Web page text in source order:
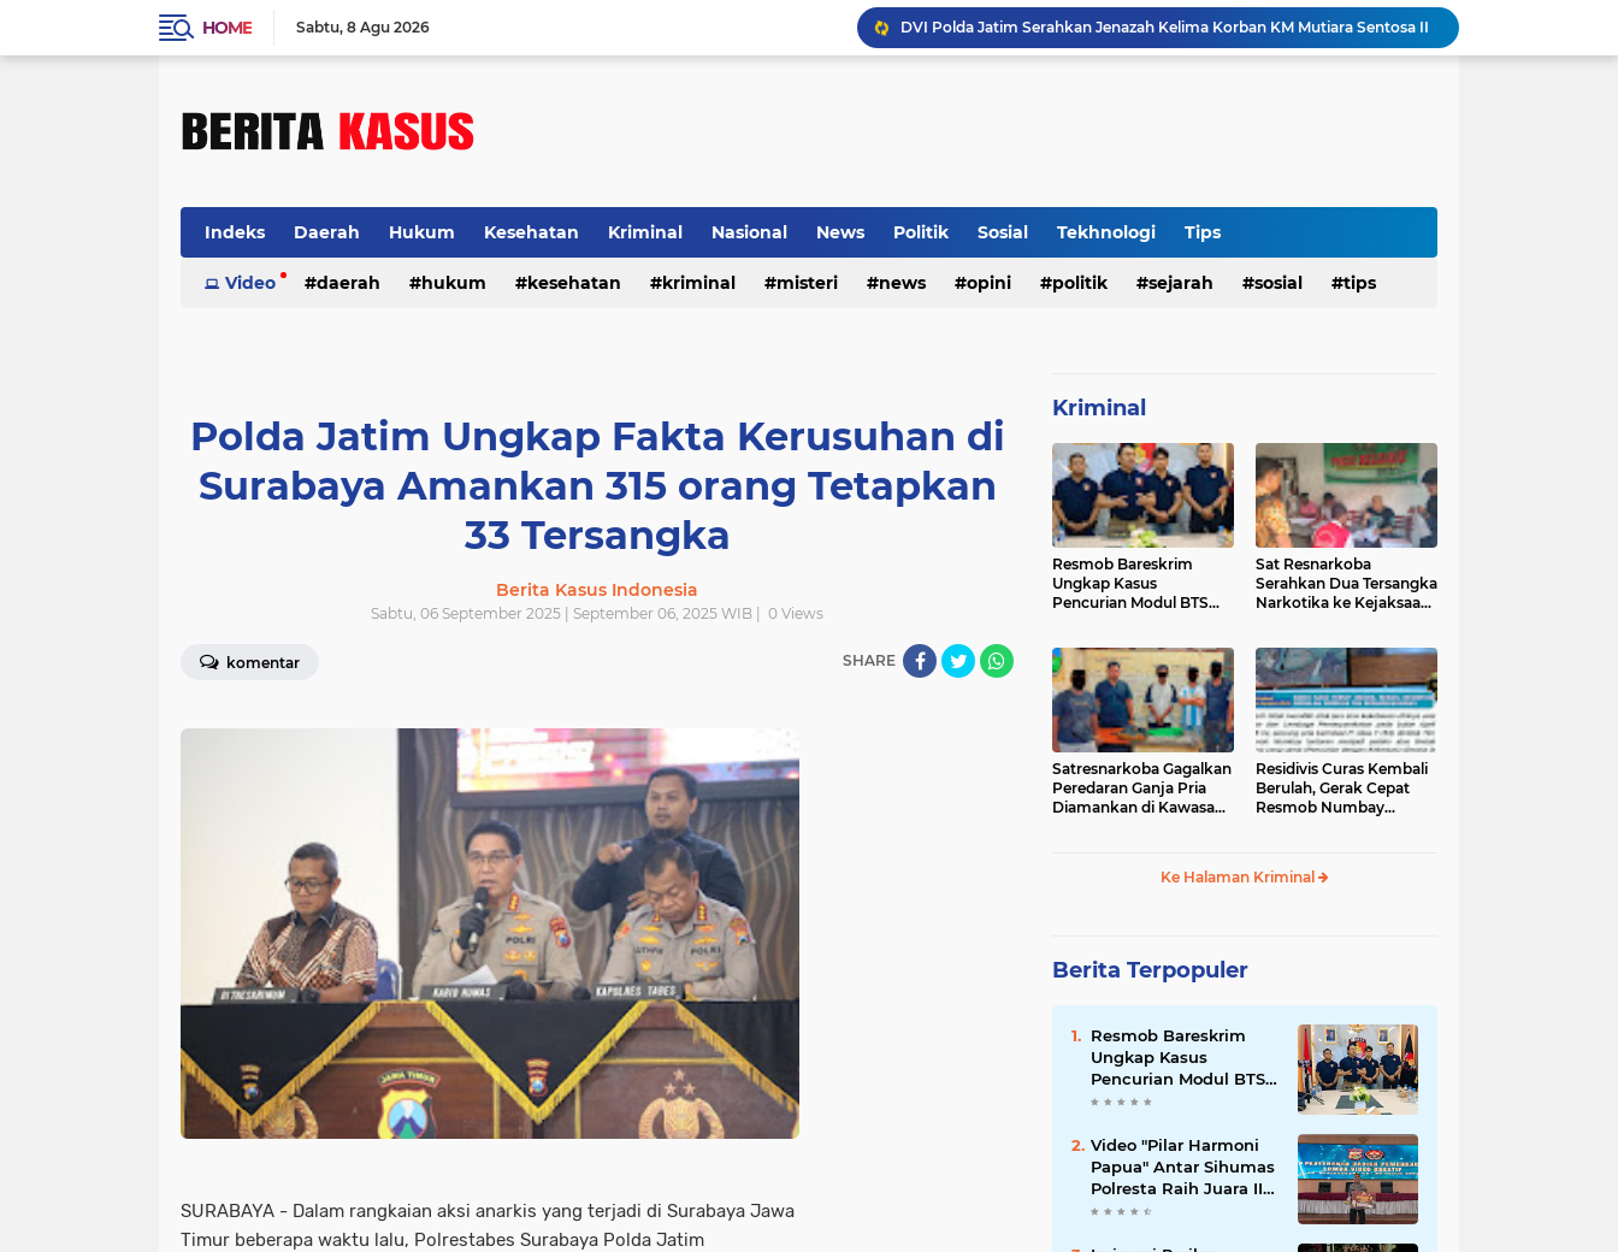
HOME Sabtu 8 Agu 2026
DVI Polda Jatim Serahkan Jenazah Kelima Korban KM Mutiara Sentosa II
Polresta Denpasar Ungkap Kasus Narkoba, Temukan Senpi dan Airsoft Gun Saat Pengerebekan
Tragedi Dini Hari Jembatan Merah Youtefa, Tim Gabungan Evakuasi Korban Pemancing Jatuh ke Laut
Indeks Daerah Hukum Kesehatan Kriminal Nasional News Politik Sosial Tekhnologi Tips
Video daerah hukum kesehatan kriminal misteri news opini politik sejarah sosial tips
Polda Jatim Ungkap Fakta Kerusuhan di
Surabaya Amankan 315 orang Tetapkan
33 Tersangka
Berita Kasus Indonesia
Sabtu, 06 September 2025 | September 06, 2025 WIB | 0 Views
komentar SHARE
SURABAYA - Dalam rangkaian aksi anarkis yang terjadi di Surabaya Jawa
Timur beberapa waktu lalu, Polrestabes Surabaya Polda Jatim
Kriminal
Resmob Bareskrim
Ungkap Kasus
Pencurian Modul BTS
Sat Resnarkoba
Serahkan Dua Tersangka
Narkotika ke Kejaksaan
‎Satresnarkoba Gagalkan
Peredaran Ganja Pria
Diamankan di Kawasan
‎Residivis Curas Kembali
Berulah, Gerak Cepat
Resmob Numbay
Ke Halaman Kriminal
Berita Terpopuler
Resmob Bareskrim
Ungkap Kasus
Pencurian Modul BTS
Senilai Rp.60 Miliar,
Video "Pilar Harmoni
Papua" Antar Sihumas
Polresta Raih Juara II
Lomba Video Kreatif